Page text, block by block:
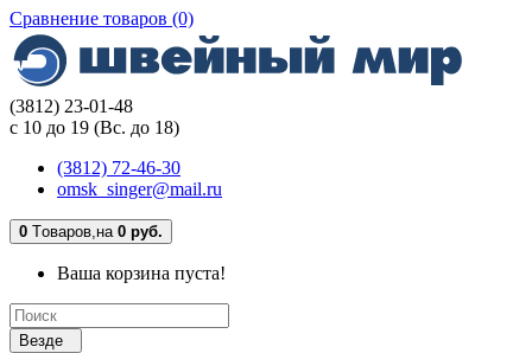
Сравнение товаров (0)
(3812) 23-01-48
с 10 до 19 (Вс. до 18)
(3812) 72-46-30
omsk_singer@mail.ru
0 Tоваров,на 0 руб.
Ваша корзина пуста!
Везде